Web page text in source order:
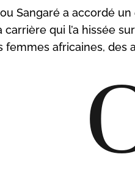
Sangaré a accordé
carrière qui l’a hissée
femmes africaines, des